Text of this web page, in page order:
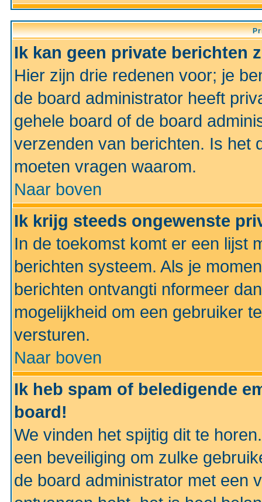
Ik kan geen private berichten
Hier zijn drie redenen voor; je
de board administrator heeft
gehele board of de board
verzenden van berichten. Is het
moeten vragen waarom.
Naar boven
Ik krijg steeds ongewenste
In de toekomst komt er een lijst
berichten systeem. Als je
berichten ontvangti nformeer
mogelijkheid om een gebruiker
versturen.
Naar boven
Ik heb spam of beledigende
board!
We vinden het spijtig dit te
een beveiliging om zulke
de board administrator met een